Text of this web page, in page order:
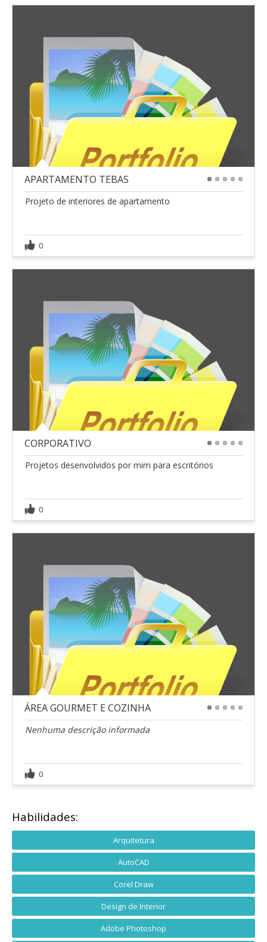
APARTAMENTO TEBAS
Projeto de interiores de apartamento
0
CORPORATIVO
Projetos desenvolvidos por mim para escritórios
0
ÁREA GOURMET E COZINHA
Nenhuma descrição informada
0
Habilidades:
Arquitetura
AutoCAD
Corel Draw
Design de Interior
Adobe Photoshop